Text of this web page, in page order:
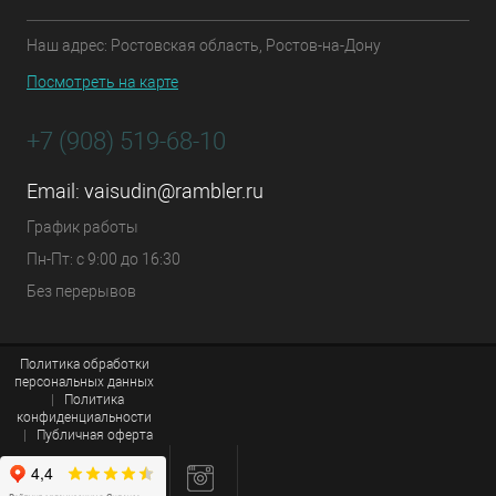
Наш адрес: Ростовская область, Ростов-на-Дону
Посмотреть на карте
+7 (908) 519-68-10
Email: vaisudin@rambler.ru
График работы
Пн-Пт: с 9:00 до 16:30
Без перерывов
Политика обработки
персональных данных
Политика
конфиденциальности
Публичная оферта